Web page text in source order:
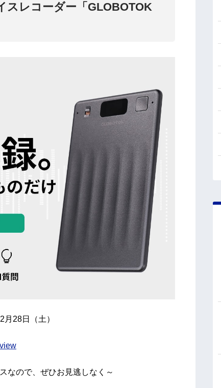
スレコーダー「GLOBOTOK
28日（土）
なので、ぜひお見逃しなく～